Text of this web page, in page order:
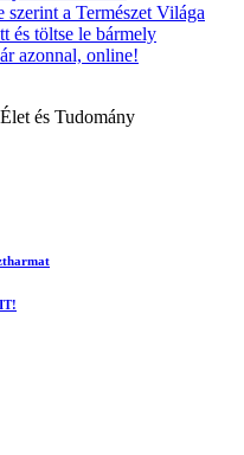
szerint a Természet Világa
és töltse le bármely
azonnal, online!
és Tudomány